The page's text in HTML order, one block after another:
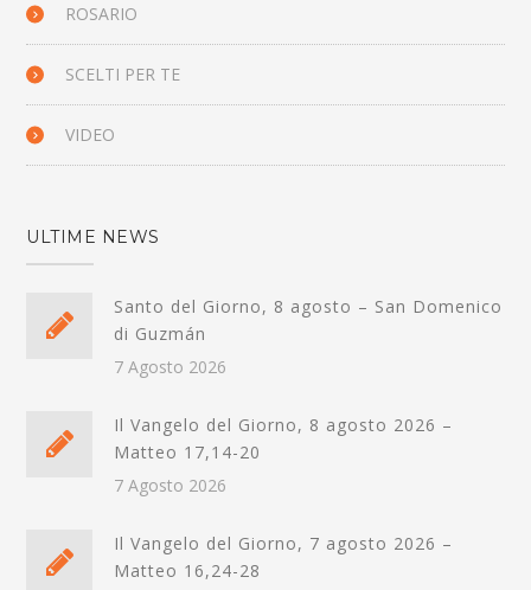
ROSARIO
SCELTI PER TE
VIDEO
ULTIME NEWS
Santo del Giorno, 8 agosto – San Domenico
di Guzmán
7 Agosto 2026
Il Vangelo del Giorno, 8 agosto 2026 –
Matteo 17,14-20
7 Agosto 2026
Il Vangelo del Giorno, 7 agosto 2026 –
Matteo 16,24-28